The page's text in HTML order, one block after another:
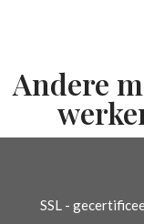
Andere
SSL -